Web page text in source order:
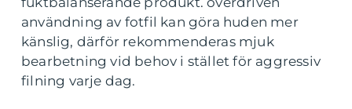
användning av fotfil kan göra huden mer
känslig, därför rekommenderas mjuk
bearbetning vid behov i stället för aggressiv
filning varje dag.